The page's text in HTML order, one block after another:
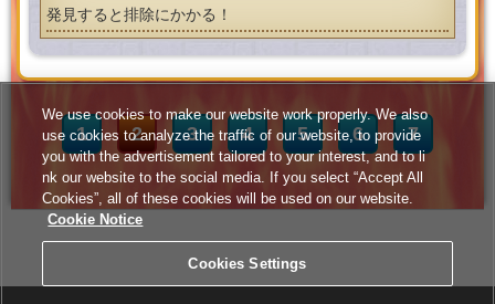
発見すると排除にかかる！
1 2 3 4 5 6 7
We use cookies to make our website work properly. We also
use cookies to analyze the traffic of our website, to provide
you with the advertisement tailored to your interest, and to li
nk our website to the social media. If you select “Accept All
Cookies”, all of these cookies will be used on our website.
Cookie Notice
Cookies Settings